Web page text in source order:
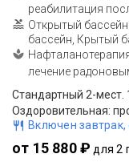
реабилитация
Открытый
бассейн, Крытый
лечение
Стандартный 2-мест.
Включен
от 15 880 ₽ для 2